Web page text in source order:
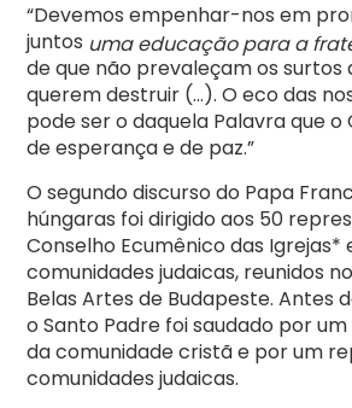
“Devemos empenhar-nos em
juntos uma educação para a
de que não prevaleçam os surtos
querem destruir (…). O eco das
pode ser o daquela Palavra que o
de esperança e de paz.”
O segundo discurso do Papa
húngaras foi dirigido aos 50
Conselho Ecumênico das Igrejas*
comunidades judaicas, reunidos
Belas Artes de Budapeste. Antes
o Santo Padre foi saudado por
da comunidade cristã e por um
comunidades judaicas.